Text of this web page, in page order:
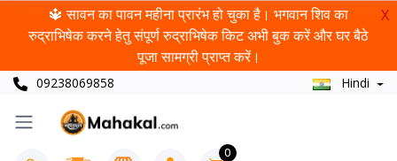
🔱 सावन का पावन महीना प्रारंभ हो चुका है। भगवान शिव का
रुद्राभिषेक करने हेतु संपूर्ण रुद्राभिषेक किट अभी बुक करें और घर बैठे
पूजा सामग्री प्राप्त करें।
X
09238069858 Hindi
0